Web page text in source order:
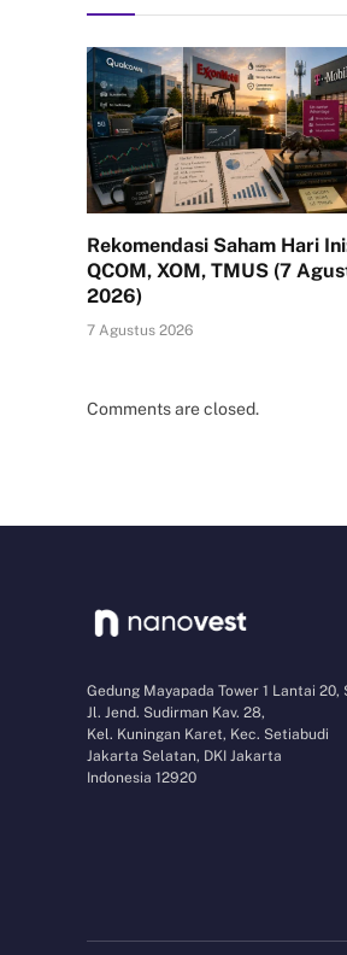
Rekomendasi Saham Hari
QCOM, XOM, TMUS (7
2026)
7 Agustus 2026
Comments are closed.
Gedung Mayapada Tower 1 Lantai 20,
Jl. Jend. Sudirman Kav. 28,
Kel. Kuningan Karet, Kec. Setiabudi
Jakarta Selatan, DKI Jakarta
Indonesia 12920